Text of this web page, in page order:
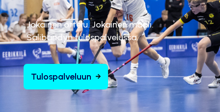
Jokainen ottelu. Jokainen maali.
Salibandyn tulospalvelussa.
Tulospalveluun